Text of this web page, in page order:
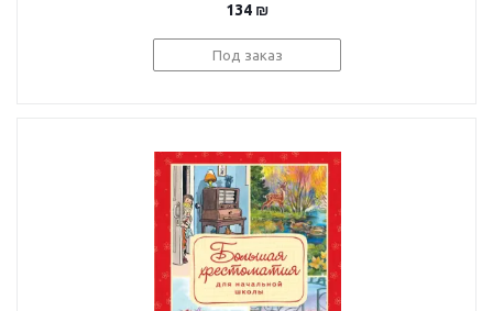
сыщика в изложении
его верного пса
134 ₪
Под заказ